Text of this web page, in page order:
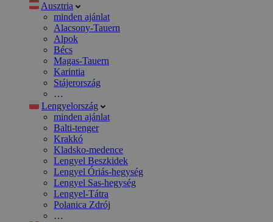
Ausztria
minden ajánlat
Alacsony-Tauern
Alpok
Bécs
Magas-Tauern
Karintia
Stájerország
…
Lengyelország
minden ajánlat
Balti-tenger
Krakkó
Kladsko-medence
Lengyel Beszkidek
Lengyel Óriás-hegység
Lengyel Sas-hegység
Lengyel-Tátra
Polanica Zdrój
…